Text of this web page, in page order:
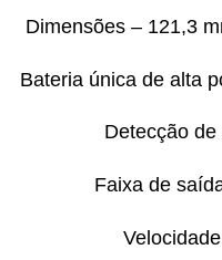
Dimensões – 121,3
Bateria única de alta
Detecção
Faixa de